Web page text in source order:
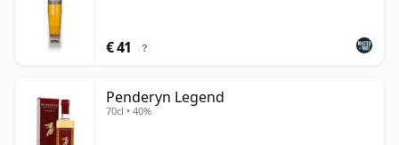
€ 41 ?
Penderyn Legend
70cl • 40%